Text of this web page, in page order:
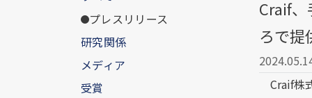
プレスリリース
研究関係
メディア
受賞
Craif
ろで提
Craif株